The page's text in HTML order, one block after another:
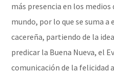
más presencia en los
mundo, por lo que se suma
cacereña, partiendo de la
predicar la Buena Nueva, el
comunicación de la felicidad